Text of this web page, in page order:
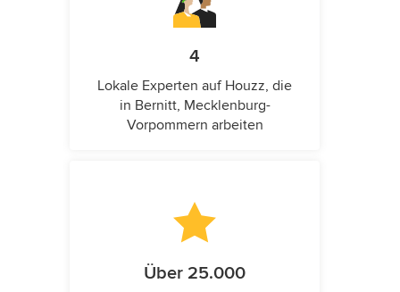
4
Lokale Experten auf Houzz, die
in Bernitt, Mecklenburg-
Vorpommern arbeiten
Über 25.000